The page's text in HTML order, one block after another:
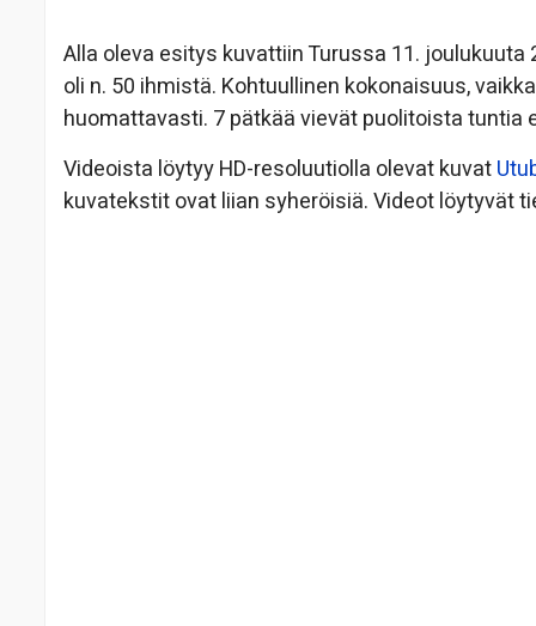
Alla oleva esitys kuvattiin Turussa 11.
oli n. 50 ihmistä. Kohtuullinen kokonaisuus,
huomattavasti. 7 pätkää vievät puolitoista
Videoista löytyy HD-resoluutiolla olevat kuvat
kuvatekstit ovat liian syheröisiä. Videot löytyvät